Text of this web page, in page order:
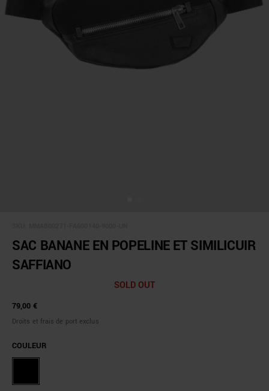
SAC BANANE EN POPELINE ET SIMILICUIR
SAFFIANO
SOLD OUT
79,00 €
Droits et frais de port exclus
COULEUR